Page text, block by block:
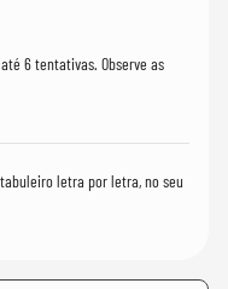
6 tentativas. Observe as
letra por letra, no seu